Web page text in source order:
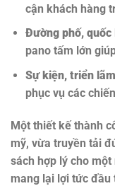
cận khách hàng
Đường phố, quốc
pano tấm lớn
Sự kiện, triển
phục vụ các
Một thiết kế thành
mỹ, vừa truyền tải
sách hợp lý cho một
mang lại lợi tức đầu